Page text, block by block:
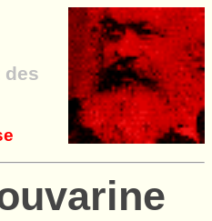
des